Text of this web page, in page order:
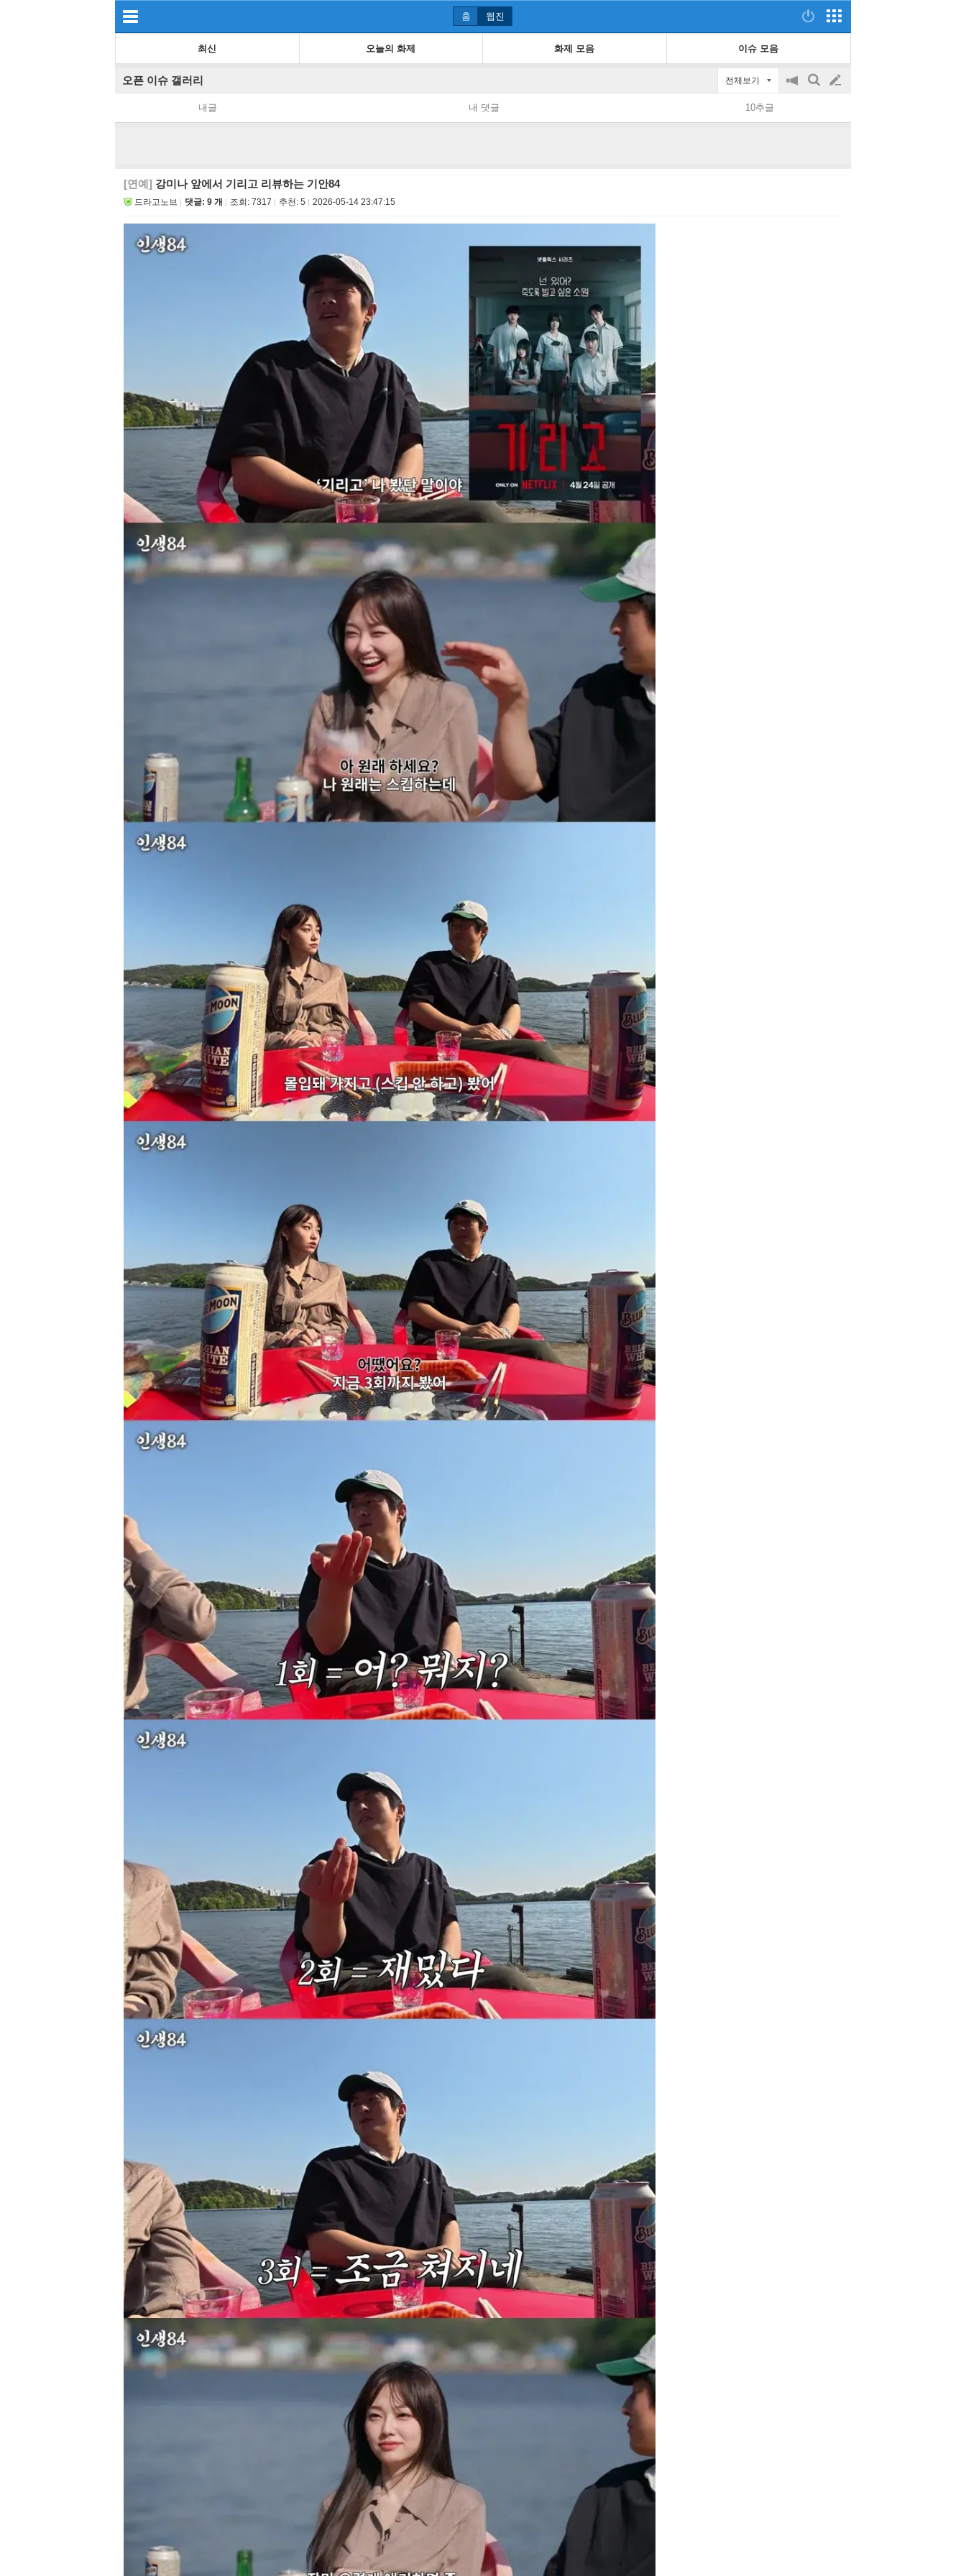
홈 웹진
최신 오늘의 화제 화제 모음 이슈 모음
오픈 이슈 갤러리 전체보기
공
on/off
검
글
쓰
내글 내 댓글 10추글
[연예] 강미나 앞에서 기리고 리뷰하는 기안84
드라고노브 댓글: 9 개 조회: 7317 추천: 5 2026-05-14 23:47:15